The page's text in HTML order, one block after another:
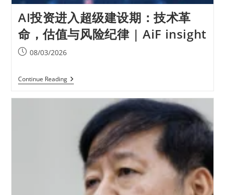
AI投资进入超级建设期：技术革
命，估值与风险纪律 | AiF insight
08/03/2026
Continue Reading